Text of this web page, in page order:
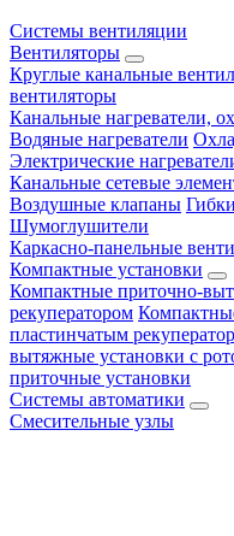
Системы вентиляции
Вентиляторы
Круглые канальные
вентиляторы
Канальные нагреватели,
Водяные нагреватели
Электрические
Канальные сетевые
Воздушные клапаны
Шумоглушители
Каркасно-панельные
Компактные установки
Компактные приточно-
рекуператором
пластинчатым
вытяжные установки с
приточные установки
Системы автоматики
Смесительные узлы